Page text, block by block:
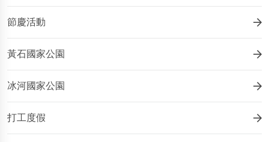
節慶活動
黃石國家公園
冰河國家公園
打工度假